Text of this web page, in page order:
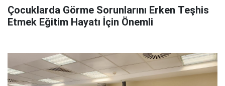
Çocuklarda Görme Sorunlarını Erken Teşhis
Etmek Eğitim Hayatı İçin Önemli